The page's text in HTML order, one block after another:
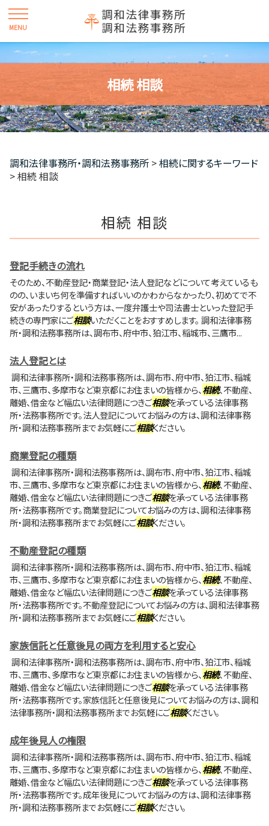
相続 相談
調和法律事務所・調和法務事務所 >相続に関するキーワード
>相続 相談
相続 相談
登記手続きの流れ
そのため、不動産登記・商業登記・法人登記などについて考えているも
のの、いまいち何を準備すればいいのかわからなかったり、初めてで不
安があったりするという方は、一度弁護士や司法書士といった登記手
続きの専門家にご相談いただくことをおすすめします。 調和法律事務
所・調和法務事務所は、調布市、府中市、狛江市、稲城市、三鷹市...
法人登記とは
調和法律事務所・調和法務事務所は、調布市、府中市、狛江市、稲城
市、三鷹市、多摩市など東京都にお住まいの皆様から、相続、不動産、
離婚、借金など幅広い法律問題につきご相談を承っている法律事務
所・法務事務所です。法人登記についてお悩みの方は、調和法律事務
所・調和法務事務所までお気軽にご相談ください。
商業登記の種類
調和法律事務所・調和法務事務所は、調布市、府中市、狛江市、稲城
市、三鷹市、多摩市など東京都にお住まいの皆様から、相続、不動産、
離婚、借金など幅広い法律問題につきご相談を承っている法律事務
所・法務事務所です。商業登記についてお悩みの方は、調和法律事務
所・調和法務事務所までお気軽にご相談ください。
不動産登記の種類
調和法律事務所・調和法務事務所は、調布市、府中市、狛江市、稲城
市、三鷹市、多摩市など東京都にお住まいの皆様から、相続、不動産、
離婚、借金など幅広い法律問題につきご相談を承っている法律事務
所・法務事務所です。不動産登記についてお悩みの方は、調和法律事務
所・調和法務事務所までお気軽にご相談ください。
家族信託と任意後見の両方を利用すると安心
調和法律事務所・調和法務事務所は、調布市、府中市、狛江市、稲城
市、三鷹市、多摩市など東京都にお住まいの皆様から、相続、不動産、
離婚、借金など幅広い法律問題につきご相談を承っている法律事務
所・法務事務所です。家族信託と任意後見についてお悩みの方は、調和
法律事務所・調和法務事務所までお気軽にご相談ください。
成年後見人の権限
調和法律事務所・調和法務事務所は、調布市、府中市、狛江市、稲城
市、三鷹市、多摩市など東京都にお住まいの皆様から、相続、不動産、
離婚、借金など幅広い法律問題につきご相談を承っている法律事務
所・法務事務所です。成年後見についてお悩みの方は、調和法律事務
所・調和法務事務所までお気軽にご相談ください。